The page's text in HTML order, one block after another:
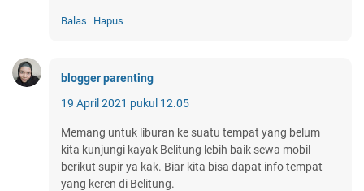
Balas Hapus
blogger parenting
19 April 2021 pukul 12.05
Memang untuk liburan ke suatu tempat yang belum
kita kunjungi kayak Belitung lebih baik sewa mobil
berikut supir ya kak. Biar kita bisa dapat info tempat
yang keren di Belitung.